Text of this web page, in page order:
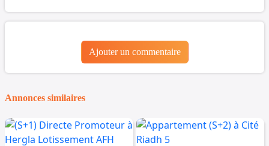
Ajouter un commentaire
Annonces similaires